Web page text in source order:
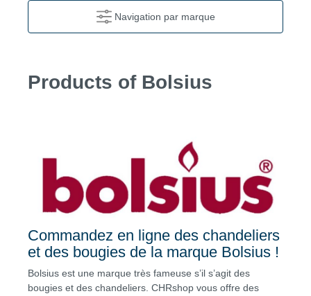
Navigation par marque
Products of Bolsius
Commandez en ligne des chandeliers
et des bougies de la marque Bolsius !
Bolsius est une marque très fameuse s’il s’agit des
bougies et des chandeliers. CHRshop vous offre des